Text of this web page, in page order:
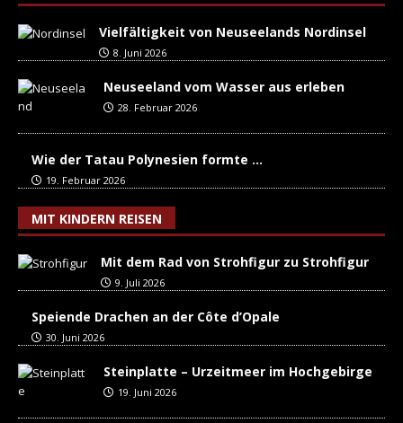
Vielfältigkeit von Neuseelands Nordinsel
8. Juni 2026
Neuseeland vom Wasser aus erleben
28. Februar 2026
Wie der Tatau Polynesien formte …
19. Februar 2026
MIT KINDERN REISEN
Mit dem Rad von Strohfigur zu Strohfigur
9. Juli 2026
Speiende Drachen an der Côte d’Opale
30. Juni 2026
Steinplatte – Urzeitmeer im Hochgebirge
19. Juni 2026